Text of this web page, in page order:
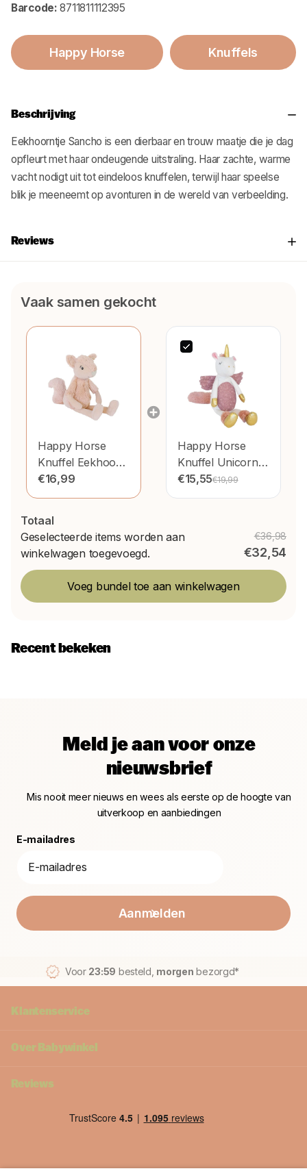
Barcode: 8711811112395
Happy Horse Knuffels
Beschrijving
Eekhoorntje Sancho is een dierbaar en trouw maatje die je dag
opfleurt met haar ondeugende uitstraling. Haar zachte, warme
vacht nodigt uit tot eindeloos knuffelen, terwijl haar speelse
blik je meeneemt op avonturen in de wereld van verbeelding.
Reviews
Vaak samen gekocht
Happy Horse
Knuffel Eekhoorn
Sancho 28cm
€16,99
Happy Horse
Knuffel Unicorn
30cm
€15,55€19,99
Totaal
Geselecteerde items worden aan
winkelwagen toegevoegd.
€36,98
€32,54
Voeg bundel toe aan winkelwagen
Recent bekeken
Meld je aan voor onze
nieuwsbrief
Mis nooit meer nieuws en wees als eerste op de hoogte van
uitverkoop en aanbiedingen
E-mailadres
Aanmelden
Voor 23:59 besteld, morgen bezorgd*
Klantenservice
Over Babywinkel
Reviews